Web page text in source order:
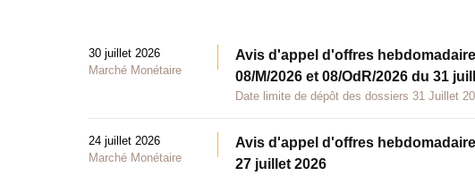
30 juillet 2026
Marché Monétaire
Avis d'appel d'offres
08/M/2026 et 08/OdR/2026 du 31
Date limite de dépôt des dossiers 31 Juillet
24 juillet 2026
Marché Monétaire
Avis d'appel d'offres
27 juillet 2026